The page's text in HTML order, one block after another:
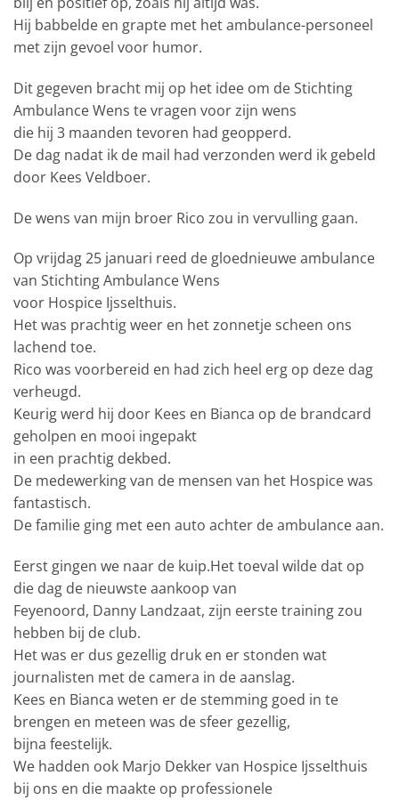
Hij babbelde en grapte met het ambulance-personeel
met zijn gevoel voor humor.
Dit gegeven bracht mij op het idee om de Stichting
Ambulance Wens te vragen voor zijn wens
die hij 3 maanden tevoren had geopperd.
De dag nadat ik de mail had verzonden werd ik gebeld
door Kees Veldboer.
De wens van mijn broer Rico zou in vervulling gaan.
Op vrijdag 25 januari reed de gloednieuwe ambulance
van Stichting Ambulance Wens
voor Hospice Ijsselthuis.
Het was prachtig weer en het zonnetje scheen ons
lachend toe.
Rico was voorbereid en had zich heel erg op deze dag
verheugd.
Keurig werd hij door Kees en Bianca op de brandcard
geholpen en mooi ingepakt
in een prachtig dekbed.
De medewerking van de mensen van het Hospice was
fantastisch.
De familie ging met een auto achter de ambulance aan.
Eerst gingen we naar de kuip.Het toeval wilde dat op
die dag de nieuwste aankoop van
Feyenoord, Danny Landzaat, zijn eerste training zou
hebben bij de club.
Het was er dus gezellig druk en er stonden wat
journalisten met de camera in de aanslag.
Kees en Bianca weten er de stemming goed in te
brengen en meteen was de sfeer gezellig,
bijna feestelijk.
We hadden ook Marjo Dekker van Hospice Ijsselthuis
bij ons en die maakte op professionele